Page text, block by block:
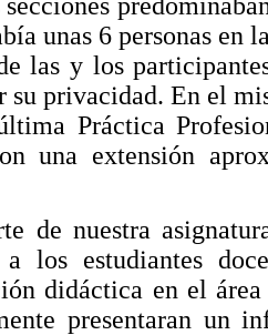
unas 6 personas en
las y los
su privacidad. En el
Práctica
una extensión
de nuestra
los estudiantes
didáctica en el
presentaran un